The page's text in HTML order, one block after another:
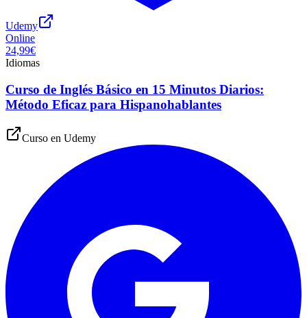
Udemy
Online
24,99€
Idiomas
Curso de Inglés Básico en 15 Minutos Diarios:
Método Eficaz para Hispanohablantes
Curso en Udemy